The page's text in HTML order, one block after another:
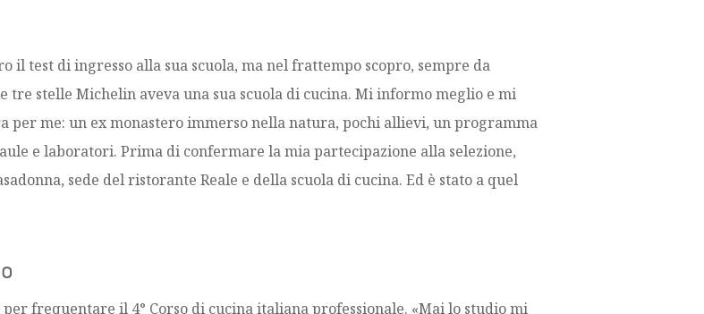
il test di ingresso alla sua scuola, ma nel frattempo scopro, sempre da
tre stelle Michelin aveva una sua scuola di cucina. Mi informo meglio e mi
per me: un ex monastero immerso nella natura, pochi allievi, un programma
e laboratori. Prima di confermare la mia partecipazione alla selezione,
sede del ristorante Reale e della scuola di cucina. Ed è stato a quel
frequentare il 4° Corso di cucina italiana professionale. «Mai lo studio mi